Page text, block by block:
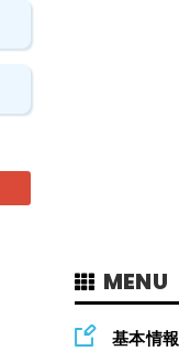
MENU
基本情報